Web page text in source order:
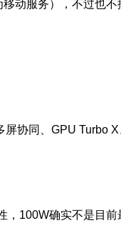
动服务），不过也
协同、GPU Turbo
100W确实不是目